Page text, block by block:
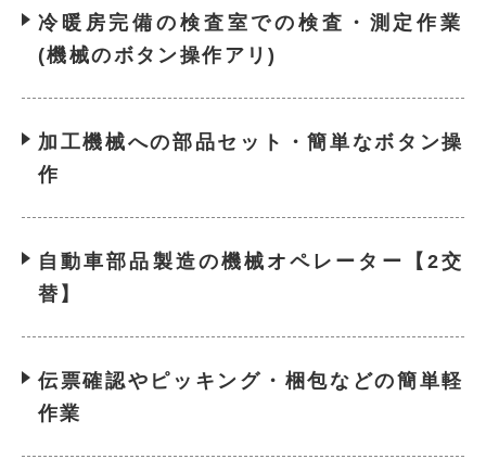
冷暖房完備の検査室での検査・測定作業
(機械のボタン操作アリ)
加工機械への部品セット・簡単なボタン操
作
自動車部品製造の機械オペレーター【2交
替】
伝票確認やピッキング・梱包などの簡単軽
作業